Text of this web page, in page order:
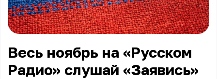
Весь ноябрь на «Русском
Радио» слушай «Заявись»